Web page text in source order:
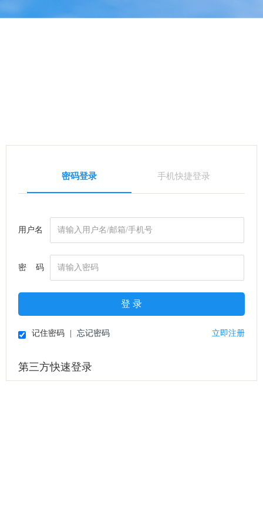
密码登录 手机快捷登录
用户名
密 码
登 录
记住密码 忘记密码 立即注册
第三方快速登录